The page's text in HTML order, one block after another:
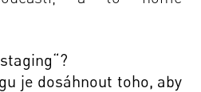
“?
je dosáhnout toho, aby